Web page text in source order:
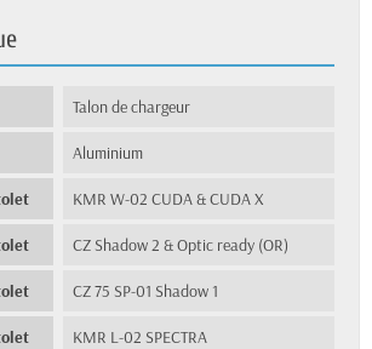
Talon de chargeur
Aluminium
KMR W-02 CUDA & CUDA X
CZ Shadow 2 & Optic ready (OR)
CZ 75 SP-01 Shadow 1
KMR L-02 SPECTRA